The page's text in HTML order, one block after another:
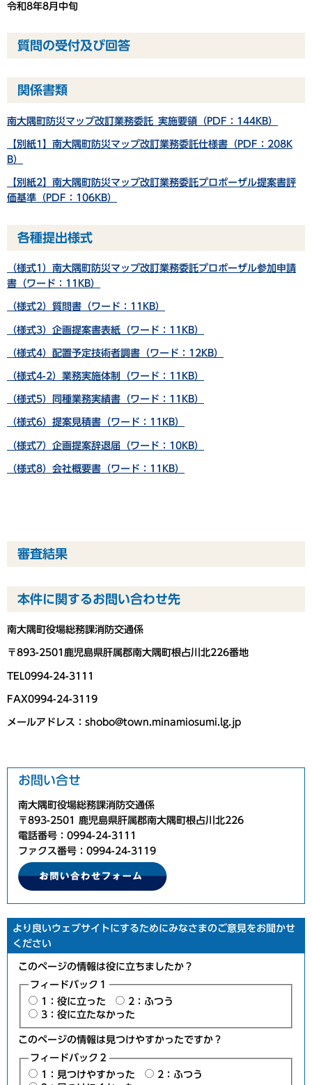
令和8年8月中旬
質問の受付及び回答
関係書類
南大隅町防災マップ改訂業務委託_実施要領（PDF：144KB）
【別紙1】南大隅町防災マップ改訂業務委託仕様書（PDF：208K
B）
【別紙2】南大隅町防災マップ改訂業務委託プロポーザル提案書評
価基準（PDF：106KB）
各種提出様式
（様式1）南大隅町防災マップ改訂業務委託プロポーザル参加申請
書（ワード：11KB）
（様式2）質問書（ワード：11KB）
（様式3）企画提案書表紙（ワード：11KB）
（様式4）配置予定技術者調書（ワード：12KB）
（様式4-2）業務実施体制（ワード：11KB）
（様式5）同種業務実績書（ワード：11KB）
（様式6）提案見積書（ワード：11KB）
（様式7）企画提案辞退届（ワード：10KB）
（様式8）会社概要書（ワード：11KB）
審査結果
本件に関するお問い合わせ先
南大隅町役場総務課消防交通係
〒893-2501鹿児島県肝属郡南大隅町根占川北226番地
TEL0994-24-3111
FAX0994-24-3119
メールアドレス：shobo@town.minamiosumi.lg.jp
お問い合せ
南大隅町役場総務課消防交通係
〒893-2501 鹿児島県肝属郡南大隅町根占川北226
電話番号：0994-24-3111
ファクス番号：0994-24-3119
より良いウェブサイトにするためにみなさまのご意見をお聞かせ
ください
このページの情報は役に立ちましたか？
フィードバック１
1：役に立った
2：ふつう
3：役に立たなかった
このページの情報は見つけやすかったですか？
フィードバック２
1：見つけやすかった
2：ふつう